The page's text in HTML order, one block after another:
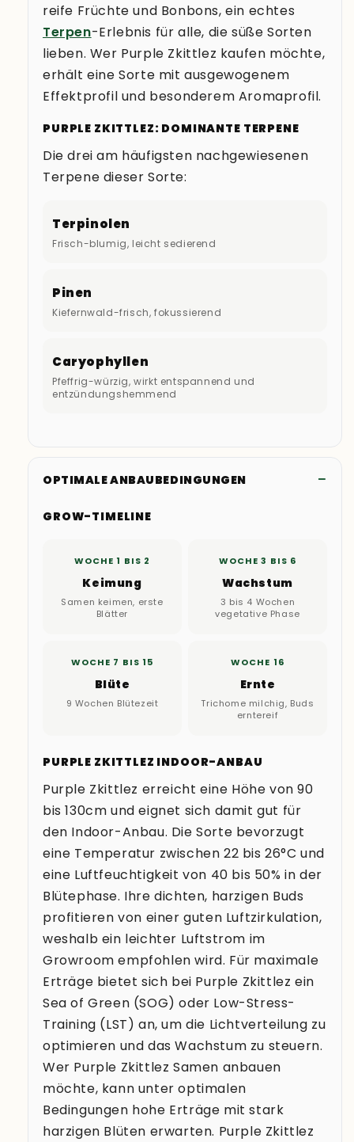
reife Früchte und Bonbons, ein echtes
Terpen-Erlebnis für alle, die süße Sorten
lieben. Wer Purple Zkittlez kaufen möchte,
erhält eine Sorte mit ausgewogenem
Effektprofil und besonderem Aromaprofil.
PURPLE ZKITTLEZ: DOMINANTE TERPENE
Die drei am häufigsten nachgewiesenen
Terpene dieser Sorte:
Terpinolen
Frisch-blumig, leicht sedierend
Pinen
Kiefernwald-frisch, fokussierend
Caryophyllen
Pfeffrig-würzig, wirkt entspannend und
entzündungshemmend
OPTIMALE ANBAUBEDINGUNGEN
GROW-TIMELINE
WOCHE 1 BIS 2
Keimung
Samen keimen, erste
Blätter
WOCHE 3 BIS 6
Wachstum
3 bis 4 Wochen
vegetative Phase
WOCHE 7 BIS 15
Blüte
9 Wochen Blütezeit
WOCHE 16
Ernte
Trichome milchig, Buds
erntereif
PURPLE ZKITTLEZ INDOOR-ANBAU
Purple Zkittlez erreicht eine Höhe von 90
bis 130cm und eignet sich damit gut für
den Indoor-Anbau. Die Sorte bevorzugt
eine Temperatur zwischen 22 bis 26°C und
eine Luftfeuchtigkeit von 40 bis 50% in der
Blütephase. Ihre dichten, harzigen Buds
profitieren von einer guten Luftzirkulation,
weshalb ein leichter Luftstrom im
Growroom empfohlen wird. Für maximale
Erträge bietet sich bei Purple Zkittlez ein
Sea of Green (SOG) oder Low-Stress-
Training (LST) an, um die Lichtverteilung zu
optimieren und das Wachstum zu steuern.
Wer Purple Zkittlez Samen anbauen
möchte, kann unter optimalen
Bedingungen hohe Erträge mit stark
harzigen Blüten erwarten. Purple Zkittlez